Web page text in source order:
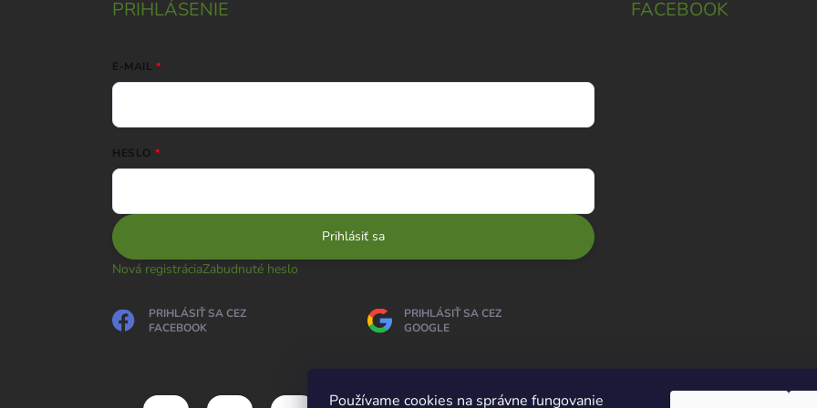
Používame cookies na správne fungovanie
PRIHLÁSENIE
E-MAIL
HESLO
Prihlásiť sa
Nová registráciaZabudnuté heslo
PRIHLÁSIŤ SA CEZ
FACEBOOK
PRIHLÁSIŤ SA CEZ
GOOGLE
FACEBOOK